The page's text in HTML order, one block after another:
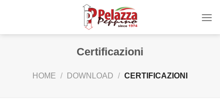
Certificazioni
HOME / DOWNLOAD / CERTIFICAZIONI